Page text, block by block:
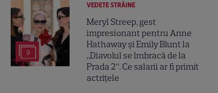
9
VEDETE STRĂINE
Meryl Streep, gest
impresionant pentru Anne
Hathaway și Emily Blunt la
„Diavolul se îmbracă de la
Prada 2”. Ce salarii ar fi primit
actrițele